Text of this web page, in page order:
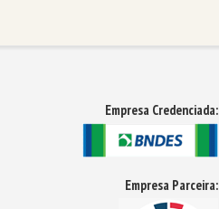
Empresa Credenciada:
Empresa Parceira: